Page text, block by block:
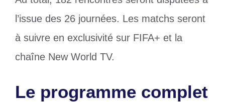
l’issue des 26 journées. Les matchs seront
à suivre en exclusivité sur FIFA+ et la
chaîne New World TV.
Le programme complet